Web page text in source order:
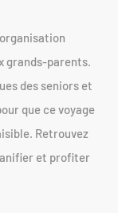
grands-parents.
des seniors et
que ce voyage
Retrouvez
et profiter